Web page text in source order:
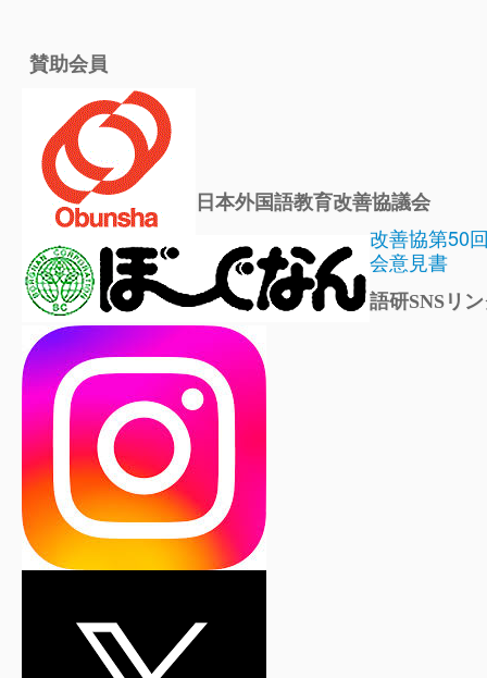
賛助会員
日本外国語教育改善協議会
改善協第50
会意見書
語研SNSリ